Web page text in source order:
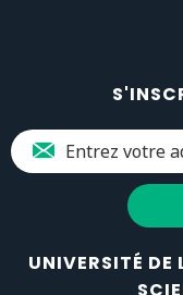
UNIVERSITÉ